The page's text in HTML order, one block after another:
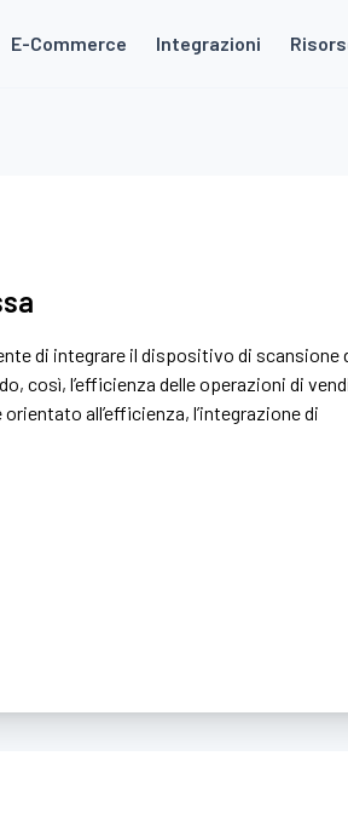
E-Commerce Integrazioni
di integrare il dispositivo di scansione
così, l’efficienza delle operazioni di
all’efficienza, l’integrazione di